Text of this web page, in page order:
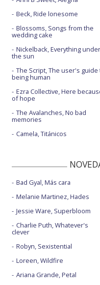
Beck, Ride lonesome
Blossoms, Songs from the
wedding cake
Nickelback, Everything under
the sun
The Script, The user's guide
being human
Ezra Collective, Here
of hope
The Avalanches, No bad
memories
Camela, Titánicos
Bad Gyal, Más cara
Melanie Martinez, Hades
Jessie Ware, Superbloom
Charlie Puth, Whatever's
clever
Robyn, Sexistential
Loreen, Wildfire
Ariana Grande, Petal